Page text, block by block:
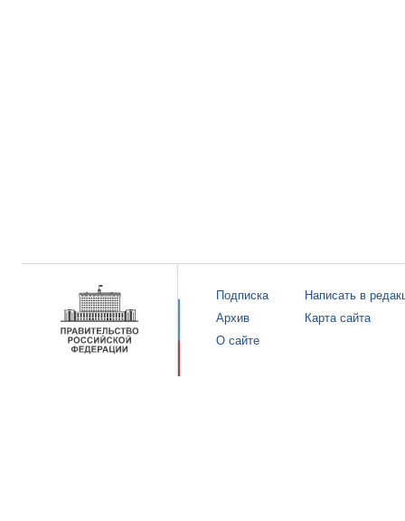
Подписка
Архив
О сайте
Написать в
Карта сайта